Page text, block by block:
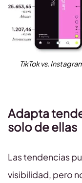
TikTok vs.
Adapta
solo de ellas
Las tendencias
visibilidad, pero